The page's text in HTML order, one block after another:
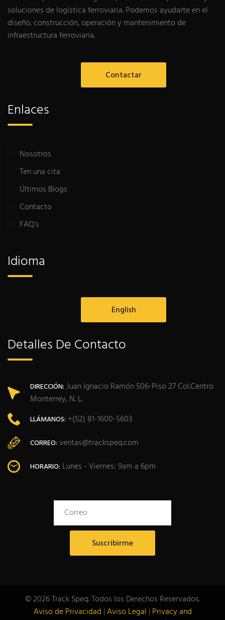
soluciones de logística ferroviaria. Podemos ayudarte en el
diseño, construcción, operación y mantenimiento de
infraestructura ferroviaria.
Contactar
Enlaces
Nosotros
Ten una cita
Últimos Blogs
Contacto
FAQ’s
Idioma
English
Detalles De Contacto
DIRECCIÓN: Juan Ignacio Ramón 506-Piso 27 Col.Centro
Monterrey, N. L.
LLÁMANOS: +(52) 81-1600-5603
CORREO: ventas@trackspeq.com
HORARIO: Lunes - Viernes: 9am a 6pm
© 2026 Track Speq. Todos los Derechos Reservados.
Aviso de Privacidad |Aviso Legal | Privacy and